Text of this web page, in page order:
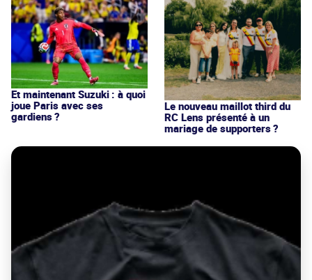
Et maintenant Suzuki : à quoi
joue Paris avec ses
gardiens ?
Le nouveau maillot third du
RC Lens présenté à un
mariage de supporters ?